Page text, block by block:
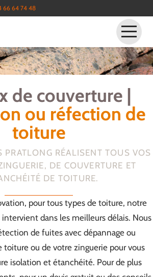
66 64 74 48
de couverture |
ou réfection de
toiture
PRATLONG RÉALISENT TOUS VOS
DE COUVERTURE ET
DE TOITURE.
pour tous types de toiture, notre
dans les meilleurs délais. Nous
de fuites avec dépannage ou
toiture ou de votre zinguerie pour vous
isolation et étanchéité. Pour de plus